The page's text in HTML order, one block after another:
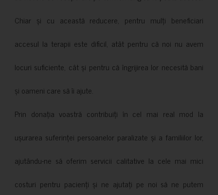
Chiar și cu această reducere, pentru mulți beneficiari
accesul la terapii este dificil, atât pentru că noi nu avem
locuri suficiente, cât și pentru că îngrijirea lor necesită bani
și oameni care să îi ajute.
Prin donația voastră contribuiți în cel mai real mod la
ușurarea suferinței persoanelor paralizate și a familiilor lor,
ajutându-ne să oferim servicii calitative la cele mai mici
costuri pentru pacienți și ne ajutați pe noi să ne putem